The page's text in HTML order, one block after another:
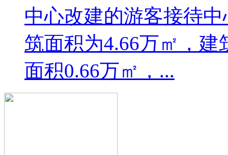
中心改建的游客接待
筑面积为4.66万㎡，
面积0.66万㎡，...